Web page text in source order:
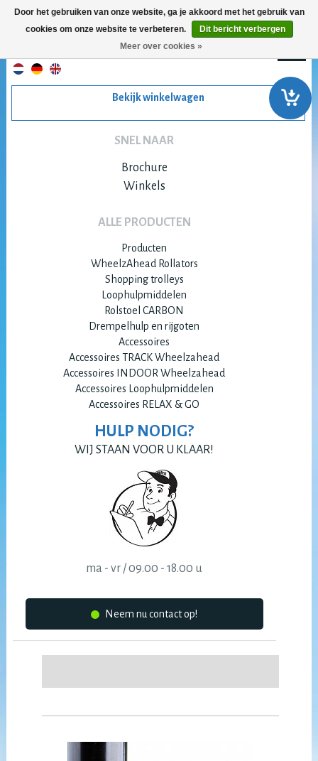
Bekijk winkelwagen
SNEL NAAR
Brochure
Winkels
ALLE PRODUCTEN
Producten
WheelzAhead Rollators
Shopping trolleys
Loophulpmiddelen
Rolstoel CARBON
Drempelhulp en rijgoten
Accessoires
Accessoires TRACK Wheelzahead
Accessoires INDOOR Wheelzahead
Accessoires Loophulpmiddelen
Accessoires RELAX & GO
HULP NODIG?
WIJ STAAN VOOR U KLAAR!
ma - vr / 09.00 - 18.00 u
Neem nu contact op!
Door het gebruiken van onze website, ga je akkoord met het gebruik van
cookies om onze website te verbeteren.
Dit bericht verbergen
Meer over cookies »